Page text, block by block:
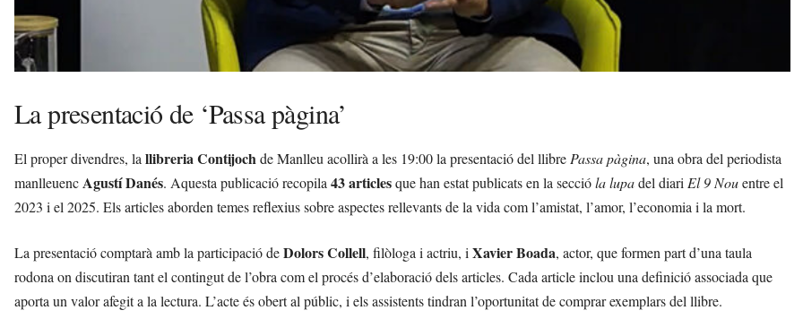
La presentació de ‘Passa pàgina’
El proper divendres, la llibreria Contijochde Manlleu acollirà a les 19:00 la presentació del llibre Passa pàgina, una obra del periodista
manlleuencAgustí Danés. Aquesta publicació recopila 43 articlesque han estat publicats en la seccióla lupadel diari El 9 Nouentre el
2023 i el 2025. Els articles aborden temes reflexius sobre aspectes rellevants de la vida com l’amistat, l’amor, l’economia i la mort.
La presentació comptarà amb la participació deDolors Collell, filòloga i actriu, i Xavier Boada, actor, que formen part d’una taula
rodona on discutiran tant el contingut de l’obra com el procés d’elaboració dels articles. Cada article inclou una definició associada que
aporta un valor afegit a la lectura. L’acte és obert al públic, i els assistents tindran l’oportunitat de comprar exemplars del llibre.